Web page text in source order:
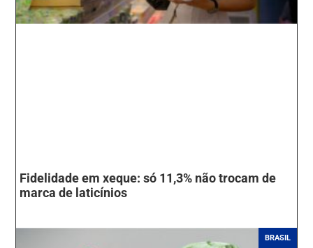
Fidelidade em xeque: só 11,3% não trocam de
marca de laticínios
BRASIL